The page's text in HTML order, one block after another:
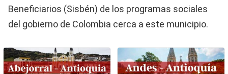
Beneficiarios (Sisbén) de los programas sociales
del gobierno de Colombia cerca a este municipio.